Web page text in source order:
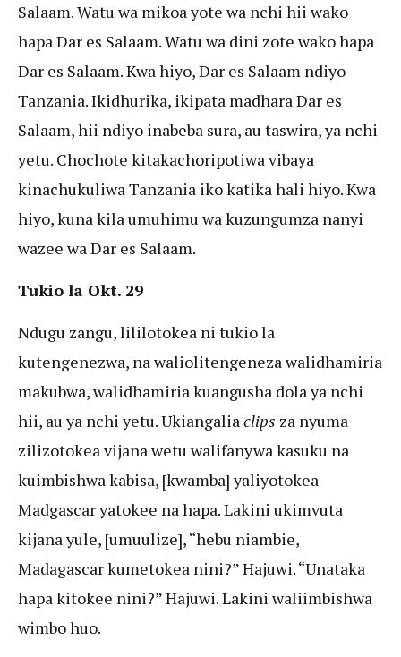
Salaam. Watu wa mikoa yote wa nchi hii wako
hapa Dar es Salaam. Watu wa dini zote wako hapa
Dar es Salaam. Kwa hiyo, Dar es Salaam ndiyo
Tanzania. Ikidhurika, ikipata madhara Dar es
Salaam, hii ndiyo inabeba sura, au taswira, ya nchi
yetu. Chochote kitakachoripotiwa vibaya
kinachukuliwa Tanzania iko katika hali hiyo. Kwa
hiyo, kuna kila umuhimu wa kuzungumza nanyi
wazee wa Dar es Salaam.
Tukio la Okt. 29
Ndugu zangu, lililotokea ni tukio la
kutengenezwa, na waliolitengeneza walidhamiria
makubwa, walidhamiria kuangusha dola ya nchi
hii, au ya nchi yetu. Ukiangaliaclips za nyuma
zilizotokea vijana wetu walifanywa kasuku na
kuimbishwa kabisa, [kwamba] yaliyotokea
Madgascar yatokee na hapa. Lakini ukimvuta
kijana yule, [umuulize], “hebu niambie,
Madagascar kumetokea nini?” Hajuwi. “Unataka
hapa kitokee nini?” Hajuwi. Lakini waliimbishwa
wimbo huo.